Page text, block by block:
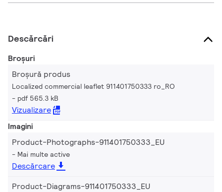
Descărcări
Broșuri
Broșură produs
Localized commercial leaflet 911401750333 ro_RO
pdf 565.3 kB
Vizualizare
Imagini
Product-Photographs-911401750333_EU
Mai multe active
Descărcare
Product-Diagrams-911401750333_EU